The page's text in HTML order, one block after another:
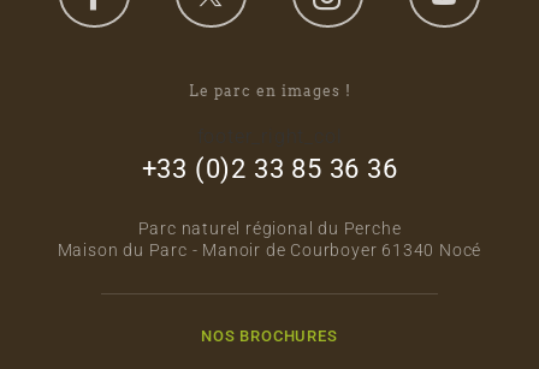
Le parc en images !
+33 (0)2 33 85 36 36
Parc naturel régional du Perche
Maison du Parc - Manoir de Courboyer 61340 Nocé
NOS BROCHURES